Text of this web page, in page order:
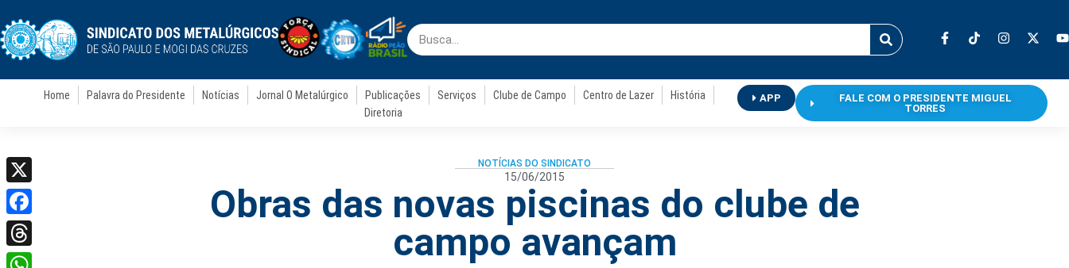
Home Palavra do Presidente Notícias Jornal O Metalúrgico Publicações Serviços Clube de Campo Centro de Lazer
História
Diretoria
APP
FALE COM O PRESIDENTE MIGUEL
TORRES
NOTÍCIAS DO SINDICATO
15/06/2015
Obras das novas piscinas do clube de
campo avançam
X
Facebook
Threads